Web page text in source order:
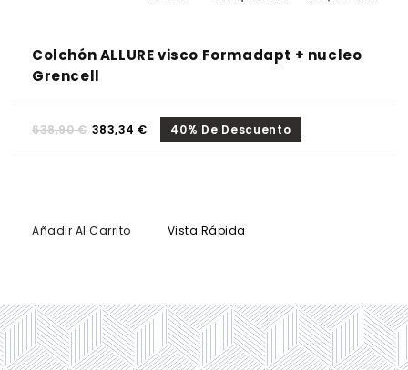
Colchón ALLURE visco Formadapt + nucleo
Grencell
638,90 € 383,34 € 40% De Descuento
Añadir Al Carrito Vista Rápida